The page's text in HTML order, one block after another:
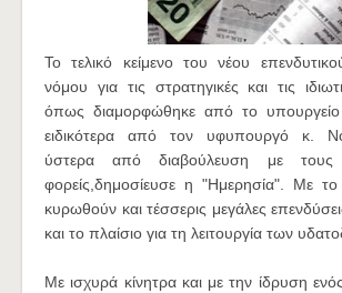
Το τελικό κείμενο του νέου
νόμου για τις στρατηγικές και τις
όπως διαμορφώθηκε από το υπουργείο
ειδικότερα από τον υφυπουργό κ.
ύστερα από διαβούλευση με τους
φορείς,δημοσίευσε η "Ημερησία". Με
κυρωθούν και τέσσερις μεγάλες
και το πλαίσιο για τη λειτουργία των
Με ισχυρά κίνητρα και με την ίδρυση